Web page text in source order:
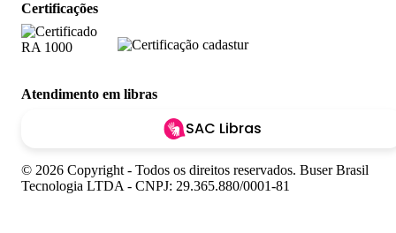
Certificações
Atendimento em libras
SAC Libras
© 2026 Copyright - Todos os direitos reservados. Buser Brasil
Tecnologia LTDA - CNPJ: 29.365.880/0001-81